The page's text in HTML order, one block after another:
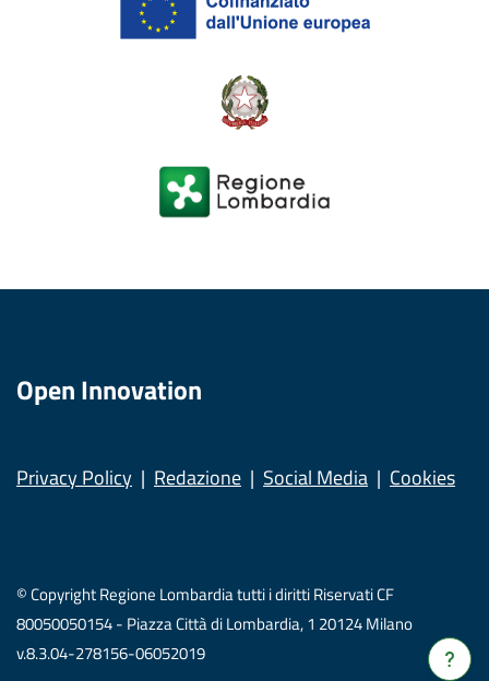
Verrà
Open Innovation
Privacy Policy Redazione Social Media Cookies
© Copyright Regione Lombardia tutti i diritti Riservati CF
80050050154 - Piazza Città di Lombardia, 1 20124 Milano
v.8.3.04-278156-06052019